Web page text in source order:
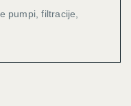
pumpi, filtracije,